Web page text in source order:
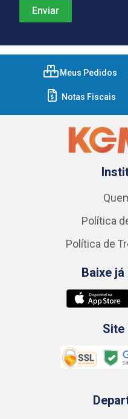
Meus Pedidos
Notas Fiscais
Política
Política de
Baixe
Site